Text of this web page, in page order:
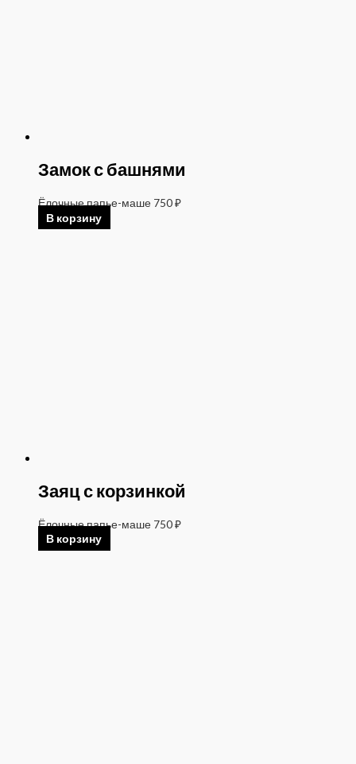
Замок с башнями
Ёлочные папье-маше 750₽
В корзину
Заяц с корзинкой
Ёлочные папье-маше 750₽
В корзину